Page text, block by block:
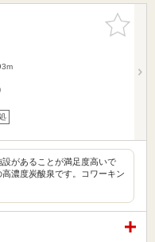
お気に入
りに追加
があることが満足度高いで
濃度炭酸泉です。コワーキン